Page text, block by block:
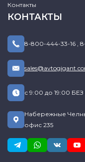
Контакты
КОНТАКТЫ
8-800-444-33-16
с 9:00 до 19:00
Набережные
офис 235